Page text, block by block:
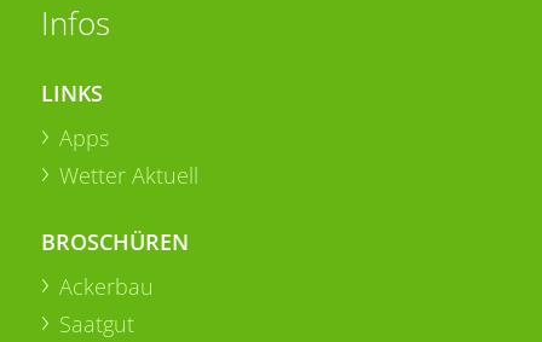
Infos
LINKS
Apps
Wetter Aktuell
BROSCHÜREN
Ackerbau
Saatgut